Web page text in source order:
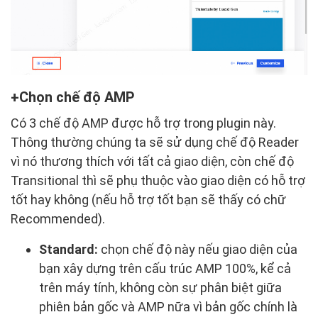
Chọn chế độ AMP
Có 3 chế độ AMP được hỗ trợ trong plugin này.
Thông thường chúng ta sẽ sử dụng chế độ Reader
vì nó thương thích với tất cả giao diện, còn chế độ
Transitional thì sẽ phụ thuộc vào giao diện có hỗ trợ
tốt hay không (nếu hỗ trợ tốt bạn sẽ thấy có chữ
Recommended).
Standard: chọn chế độ này nếu giao diện của
bạn xây dựng trên cấu trúc AMP 100%, kể cả
trên máy tính, không còn sự phân biệt giữa
phiên bản gốc và AMP nữa vì bản gốc chính là